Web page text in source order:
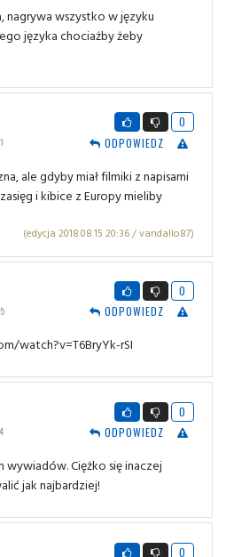
nagrywa wszystko w języku
języka chociażby żeby
0
ODPOWIEDZ
ale gdyby miał filmiki z napisami
i kibice z Europy mieliby
(edycja 2018.08.15 20:36 / vandallo87)
0
ODPOWIEDZ
watch?v=T6BryYk-rSI
0
ODPOWIEDZ
Ciężko się inaczej
jak najbardziej!
0